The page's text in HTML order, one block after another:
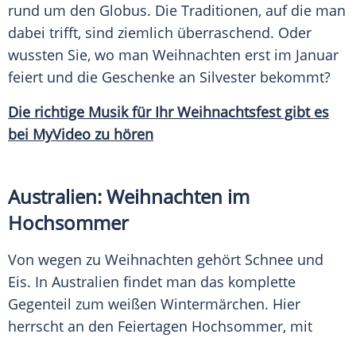
rund um den Globus. Die Traditionen, auf die man
dabei trifft, sind ziemlich überraschend. Oder
wussten Sie, wo man Weihnachten erst im Januar
feiert und die Geschenke an Silvester bekommt?
Die richtige Musik für IhrWeihnachtsfestgibt es
bei MyVideo zu hören
Australien:Weihnachten im
Hochsommer
Von wegen zu Weihnachten gehört Schnee und
Eis. In Australien findet man das komplette
Gegenteil zum weißen Wintermärchen. Hier
herrscht an den Feiertagen Hochsommer, mit